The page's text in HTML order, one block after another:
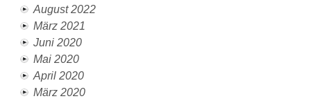
August 2022
März 2021
Juni 2020
Mai 2020
April 2020
März 2020